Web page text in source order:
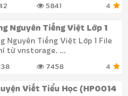
5841 4
Nguyên Tiếng Việt Lớp 1
Nguyên Tiếng Việt Lớp 1 File
từ vnstorage. ...
7458 4
Viết Tiểu Học (HP0014